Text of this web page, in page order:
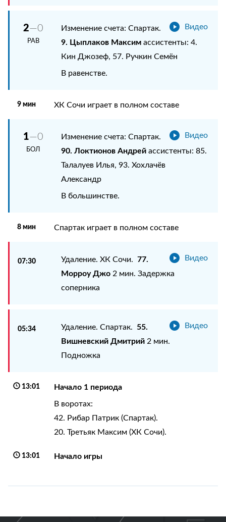
2—0
РАВ
Видео
Изменение счета: Спартак.
9. Цыплаков Максимассистенты: 4.
Кин Джозеф, 57. Ручкин Семён
В равенстве.
9 мин ХК Сочи играет в полном составе
1—0
БОЛ
Видео
Изменение счета: Спартак.
90. Локтионов Андрейассистенты: 85.
Талалуев Илья, 93. Хохлачёв
Александр
В большинстве.
8 мин Спартак играет в полном составе
07:30 Видео
Удаление. ХК Сочи. 77.
Морроу Джо2 мин. Задержка
соперника
05:34 Видео
Удаление. Спартак. 55.
Вишневский Дмитрий2 мин.
Подножка
13:01 Начало 1 периода
В воротах:
42. Рибар Патрик (Спартак).
20. Третьяк Максим (ХК Сочи).
13:01 Начало игры